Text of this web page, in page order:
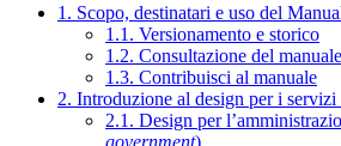
1. Scopo, destinatari e uso del
1.1. Versionamento e storico
1.2. Consultazione del manuale
1.3. Contribuisci al manuale
2. Introduzione al design per i
2.1. Design per
government)